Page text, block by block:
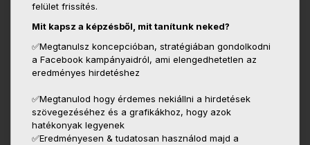
felület frissítés.
Mit kapsz a képzésből, mit tanítunk neked?
✅Megtanulsz koncepcióban, stratégiában gondolkodni
a Facebook kampányaidról, ami elengedhetetlen az
eredményes hirdetéshez
✅Megtanulod hogy érdemes nekiállni a hirdetések
szövegezéséhez és a grafikákhoz, hogy azok
hatékonyak legyenek
✅Eredményesen & tudatosan használod majd a